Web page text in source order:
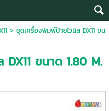
> ชุดเครื่องพิมพ์ป้ายไวนิล DX11 ขน
ขนาด 1.80 M.